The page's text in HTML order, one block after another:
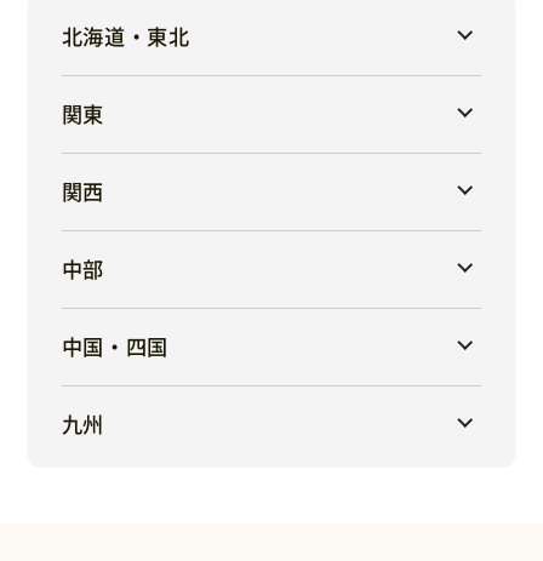
北海道・東北
関東
関西
中部
中国・四国
九州